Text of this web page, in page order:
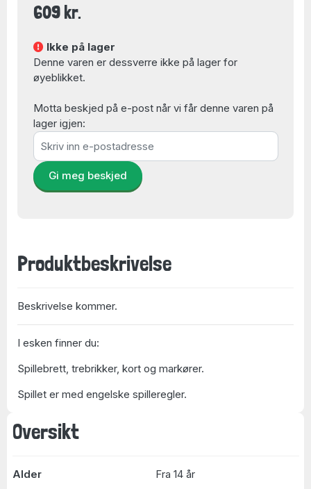
Oversikt
Alder
Fra 14 år
609 kr.
Ikke på lager
Denne varen er dessverre ikke på lager for
øyeblikket.
Motta beskjed på e-post når vi får denne varen på
lager igjen:
Gi meg beskjed
Produktbeskrivelse
Beskrivelse kommer.
I esken finner du:
Spillebrett, trebrikker, kort og markører.
Spillet er med engelske spilleregler.